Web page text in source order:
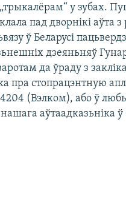
у зубах.
пад дворнікі аўта
ў Беларусі
дзеяньняў
да ўраду з
пра стопрацэнтную
(Вэлком), або ў
аўтаадказьніка